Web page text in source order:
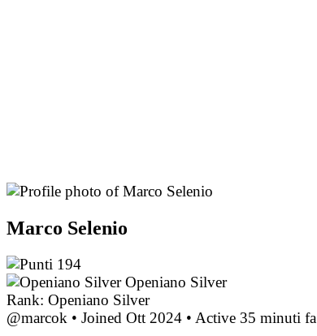
Marco Selenio
194
Openiano Silver
Rank: Openiano Silver
@marcok • Joined Ott 2024 • Active 35 minuti fa